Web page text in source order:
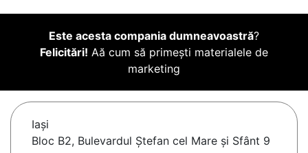
Este acesta compania dumneavoastră?
Felicitări! Aă cum să primești materialele de
marketing
Iaşi
Bloc B2, Bulevardul Ștefan cel Mare și Sfânt 9